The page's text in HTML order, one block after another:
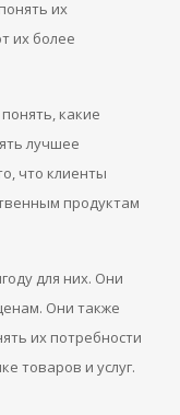
их
их более
какие
лучшее
что клиенты
продуктам
для них. Они
Они также
их потребности
товаров и услуг.